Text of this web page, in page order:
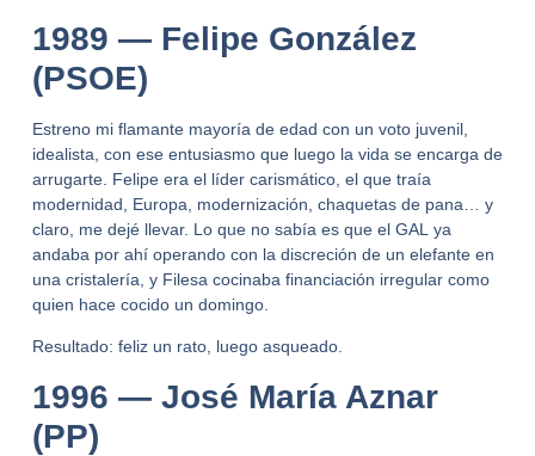
1989 — Felipe González
(PSOE)
Estreno mi flamante mayoría de edad con un voto juvenil,
idealista, con ese entusiasmo que luego la vida se encarga de
arrugarte. Felipe era el líder carismático, el que traía
modernidad, Europa, modernización, chaquetas de pana… y
claro, me dejé llevar. Lo que no sabía es que el GAL ya
andaba por ahí operando con la discreción de un elefante en
una cristalería, y Filesa cocinaba financiación irregular como
quien hace cocido un domingo.
Resultado: feliz un rato, luego asqueado.
1996 — José María Aznar
(PP)